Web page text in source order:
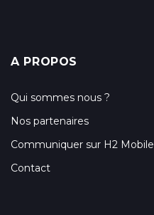
A PROPOS
Qui sommes nous ?
Nos partenaires
Communiquer sur H2 Mobile
Contact